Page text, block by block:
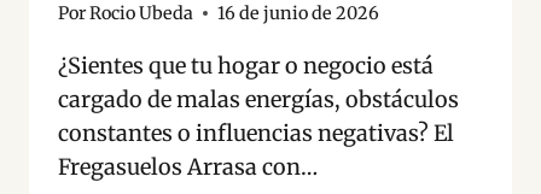
PorRocio Ubeda 16 de junio de 2026
¿Sientes que tu hogar o negocio está
cargado de malas energías, obstáculos
constantes o influencias negativas? El
Fregasuelos Arrasa con…